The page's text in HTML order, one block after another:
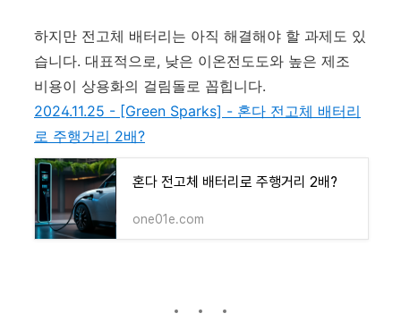
하지만 전고체 배터리는 아직 해결해야 할 과제도 있
습니다. 대표적으로, 낮은 이온전도도와 높은 제조
비용이 상용화의 걸림돌로 꼽힙니다.
2024.11.25 - [Green Sparks] - 혼다 전고체 배터리
로 주행거리 2배?
혼다 전고체 배터리로 주행거리 2배?
one01e.com